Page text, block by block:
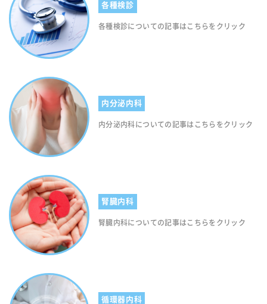
各種検診
各種検診についての記事はこちらをクリック
内分泌内科
内分泌内科についての記事はこちらをクリック
腎臓内科
腎臓内科についての記事はこちらをクリック
循環器内科